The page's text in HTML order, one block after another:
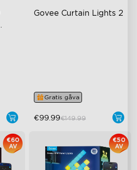
Govee Curtain Lights 2
Gratis gåva
€99.99€149.99
€60
AV
€50
AV